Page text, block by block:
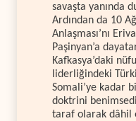
savaşta yanında
Ardından da 10
Anlaşması’nı
Paşinyan’a
Kafkasya’daki
liderliğindeki
Somali’ye kadar
doktrini
taraf olarak dâhil